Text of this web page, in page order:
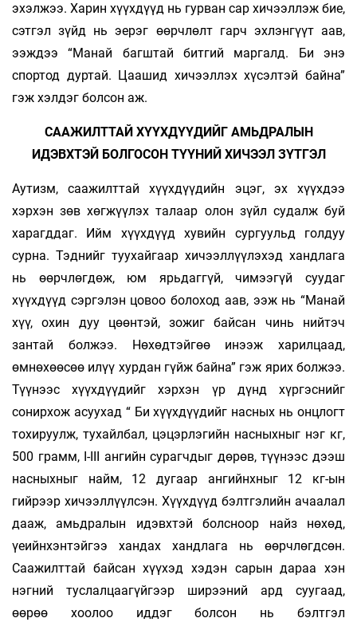
эхэлжээ. Харин хүүхдүүд нь гурван сар хичээллэж бие,
сэтгэл зүйд нь эерэг өөрчлөлт гарч эхлэнгүүт аав,
ээждээ “Манай багштай битгий маргалд. Би энэ
спортод дуртай. Цаашид хичээллэх хүсэлтэй байна”
гэж хэлдэг болсон аж.
СААЖИЛТТАЙ ХҮҮХДҮҮДИЙГ АМЬДРАЛЫН
ИДЭВХТЭЙ БОЛГОСОН ТҮҮНИЙ ХИЧЭЭЛ ЗҮТГЭЛ
Аутизм, саажилттай хүүхдүүдийн эцэг, эх хүүхдээ
хэрхэн зөв хөгжүүлэх талаар олон зүйл судалж буй
харагддаг. Ийм хүүхдүүд хувийн сургуульд голдуу
сурна. Тэднийг туухайгаар хичээллүүлэхэд хандлага
нь өөрчлөгдөж, юм ярьдаггүй, чимээгүй суудаг
хүүхдүүд сэргэлэн цовоо болоход аав, ээж нь “Манай
хүү, охин дуу цөөнтэй, зожиг байсан чинь нийтэч
зантай болжээ. Нөхөдтэйгөө инээж харилцаад,
өмнөхөөсөө илүү хурдан гүйж байна” гэж ярих болжээ.
Түүнээс хүүхдүүдийг хэрхэн үр дүнд хүргэснийг
сонирхож асуухад “ Би хүүхдүүдийг насных нь онцлогт
тохируулж, тухайлбал, цэцэрлэгийн насныхныг нэг кг,
500 грамм, I-III ангийн сурагчдыг дөрөв, түүнээс дээш
насныхныг найм, 12 дугаар ангийнхныг 12 кг-ын
гийрээр хичээллүүлсэн. Хүүхдүүд бэлтгэлийн ачаалал
дааж, амьдралын идэвхтэй болсноор найз нөхөд,
үеийнхэнтэйгээ хандах хандлага нь өөрчлөгдсөн.
Саажилттай байсан хүүхэд хэдэн сарын дараа хэн
нэгний туслалцаагүйгээр ширээний ард суугаад,
өөрөө хоолоо иддэг болсон нь бэлтгэл